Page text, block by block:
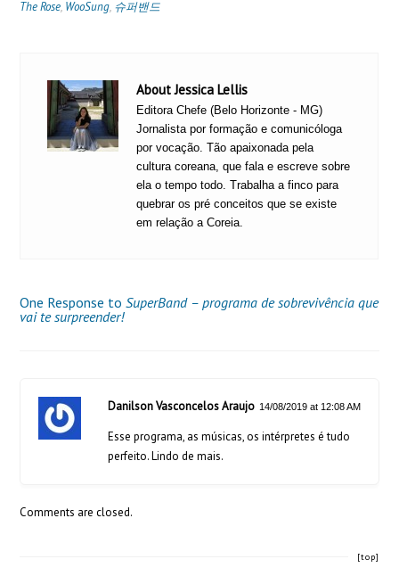
The Rose, WooSung, 슈퍼밴드
About Jessica Lellis
Editora Chefe (Belo Horizonte - MG)
Jornalista por formação e comunicóloga
por vocação. Tão apaixonada pela
cultura coreana, que fala e escreve sobre
ela o tempo todo. Trabalha a finco para
quebrar os pré conceitos que se existe
em relação a Coreia.
One Response toSuperBand – programa de sobrevivência que
vai te surpreender!
Danilson Vasconcelos Araujo 14/08/2019 at 12:08 AM
Esse programa, as músicas, os intérpretes é tudo
perfeito. Lindo de mais.
Comments are closed.
[top]